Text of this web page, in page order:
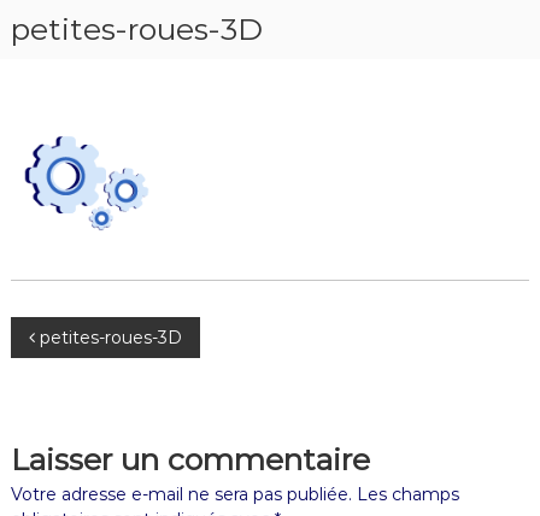
petites-roues-3D
petites-roues-3D
Laisser un commentaire
Votre adresse e-mail ne sera pas publiée. Les champs